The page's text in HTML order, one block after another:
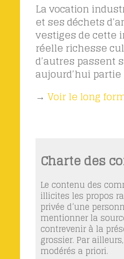
La vocation
et ses déchets
vestiges de cette
réelle richesse
d’autres passent
aujourd’hui
→ Voir le long
Charte des
Le contenu des
illicites les propos
privée d’une
mentionner la
contrevenir à la
grossier. Par
modérés a priori.